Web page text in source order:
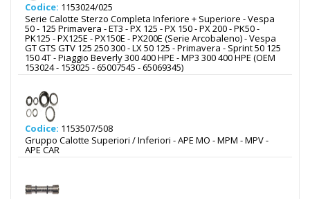
Codice: 1153024/025
Serie Calotte Sterzo Completa Inferiore + Superiore - Vespa
50 - 125 Primavera - ET3 - PX 125 - PX 150 - PX 200 - PK50 -
PK125 - PX125E - PX150E - PX200E (Serie Arcobaleno) - Vespa
GT GTS GTV 125 250 300 - LX 50 125 - Primavera - Sprint 50 125
150 4T - Piaggio Beverly 300 400 HPE - MP3 300 400 HPE (OEM
153024 - 153025 - 65007545 - 65069345)
Codice: 1153507/508
Gruppo Calotte Superiori / Inferiori - APE MO - MPM - MPV -
APE CAR